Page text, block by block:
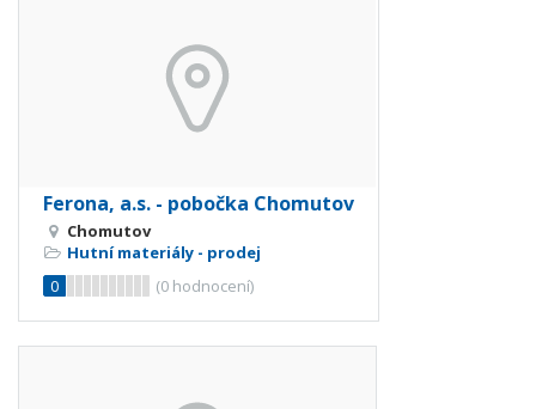
Ferona, a.s. - pobočka Chomutov
Chomutov
Hutní materiály - prodej
0
(0 hodnocení)